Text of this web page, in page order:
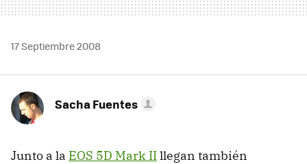
17 Septiembre 2008
Sacha Fuentes
Junto a la EOS 5D Mark IIllegan también